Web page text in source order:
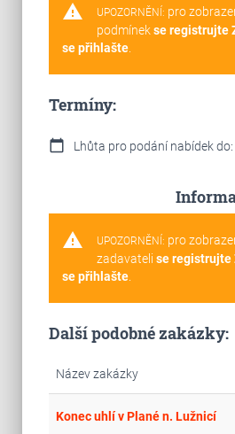
warning UPOZORNĚNÍ: pro
podmínekse registrujte
se přihlašte.
Termíny:
calendar_today Lhůta pro podání nabídek do:
warning UPOZORNĚNÍ: pro
zadavateli se registrujte
se přihlašte.
Další podobné zakázky:
Název zakázky
Konec uhlí v Plané n. Lužnicí